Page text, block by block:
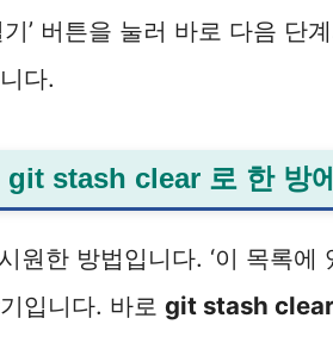
’ 버튼을 눌러 바로 다음 단
다.
git stash clear 로 한 방
원한 방법입니다. ‘이 목록에
입니다. 바로 git stash clear